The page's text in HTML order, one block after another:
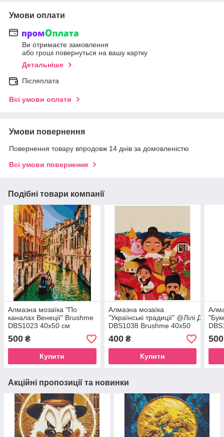
Умови оплати
Ви отримаєте замовлення
або гроші повернуться на вашу картку
Детальніше
Післяплата
Всі умови оплати
Умови повернення
Повернення товару впродовж 14 днів за домовленістю
Всі умови повернення
Подібні товари компанії
Алмазна мозаїка "По
каналах Венеції" Brushme
DBS1023 40х50 см
500 ₴
Купити
Алмазна мозаїка
"Українські традиції" @Лілі
DBS1038 Brushme 40х50
см
400₴
Купити
см
500
Акційні пропозиції та новинки